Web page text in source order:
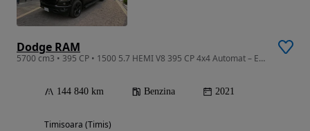
Dodge RAM
5700 cm3 • 395 CP • 1500 5.7 HEMI V8 395 CP 4x4 Automat – Euro 6 – 2021
144 840 km Benzina 2021
Timisoara (Timis)